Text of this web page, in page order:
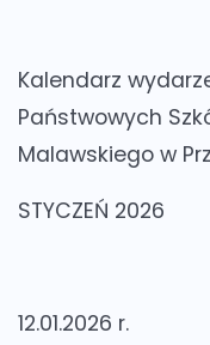
Kalendarz
Państwowych
Malawskiego w
STYCZEŃ 2026
12.01.2026 r.